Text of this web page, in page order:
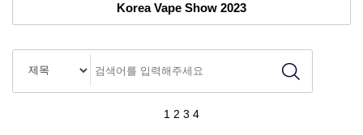
Korea Vape Show 2023
1 2 3 4